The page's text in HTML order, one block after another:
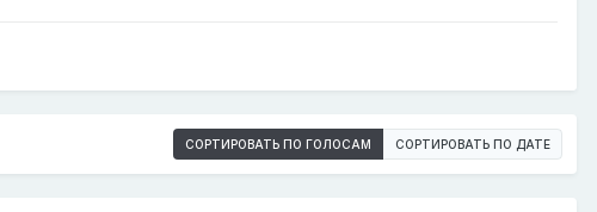
СОРТИРОВАТЬ ПО ГОЛОСАМ СОРТИРОВАТЬ ПО ДАТЕ